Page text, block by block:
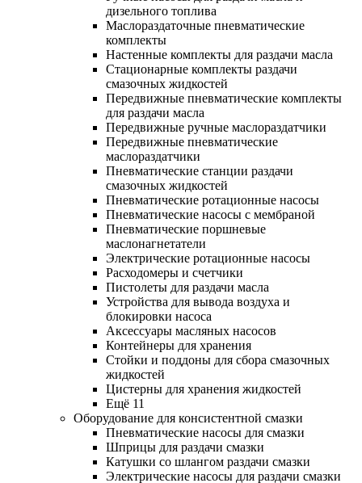
дизельного топлива
Маслораздаточные пневматические
комплекты
Настенные комплекты для раздачи масла
Стационарные комплекты раздачи
смазочных жидкостей
Передвижные пневматические комплекты
для раздачи масла
Передвижные ручные маслораздатчики
Передвижные пневматические
маслораздатчики
Пневматические станции раздачи
смазочных жидкостей
Пневматические ротационные насосы
Пневматические насосы с мембраной
Пневматические поршневые
маслонагнетатели
Электрические ротационные насосы
Расходомеры и счетчики
Пистолеты для раздачи масла
Устройства для вывода воздуха и
блокировки насоса
Аксессуары масляных насосов
Контейнеры для хранения
Стойки и поддоны для сбора смазочных
жидкостей
Цистерны для хранения жидкостей
Ещё 11
Оборудование для консистентной смазки
Пневматические насосы для смазки
Шприцы для раздачи смазки
Катушки со шлангом раздачи смазки
Электрические насосы для раздачи смазки